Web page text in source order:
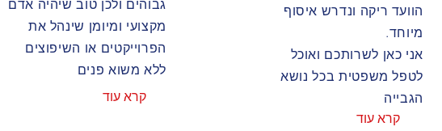
גבוהים ולכן טוב שיהיה אדם
מקצועי ומיומן שינהל את
הפרוייקטים או השיפוצים
ללא משוא פנים
קרא עוד
הוועד ריקה ונדרש איסוף
מיוחד.
אני כאן לשרותכם ואוכל
לטפל משפטית בכל נושא
הגבייה
קרא עוד